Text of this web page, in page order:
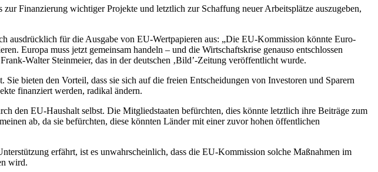
Finanzierung wichtiger Projekte und letztlich zur Schaffung neuer Arbeitsplätze auszugeben,
ausdrücklich für die Ausgabe von EU-Wertpapieren aus: „Die EU-Kommission könnte Euro-
Europa muss jetzt gemeinsam handeln – und die Wirtschaftskrise genauso entschlossen
Walter Steinmeier, das in der deutschen ‚Bild’-Zeitung veröffentlicht wurde.
bieten den Vorteil, dass sie sich auf die freien Entscheidungen von Investoren und Sparern
finanziert werden, radikal ändern.
den EU-Haushalt selbst. Die Mitgliedstaaten befürchten, dies könnte letztlich ihre Beiträge zum
ab, da sie befürchten, diese könnten Länder mit einer zuvor hohen öffentlichen
erfährt, ist es unwahrscheinlich, dass die EU-Kommission solche Maßnahmen im
wird.